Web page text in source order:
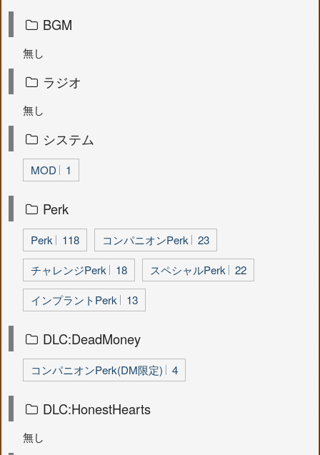
BGM
無し
ラジオ
無し
システム
MOD 1
Perk
Perk 118 コンパニオンPerk
23
チャレンジPerk
18 スペシャルPerk
22
インプラントPerk
13
DLC:DeadMoney
コンパニオンPerk(DM限定) 4
DLC:HonestHearts
無し